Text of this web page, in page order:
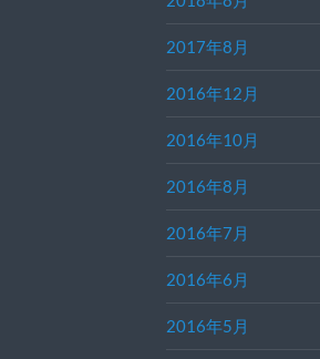
2017年8月
2016年12月
2016年10月
2016年8月
2016年7月
2016年6月
2016年5月